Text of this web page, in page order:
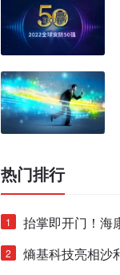
热门排行
1
抬掌即开门！海
止认人脸，更认
2
熵基科技亮相沙